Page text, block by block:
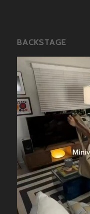
BACKSTAGE